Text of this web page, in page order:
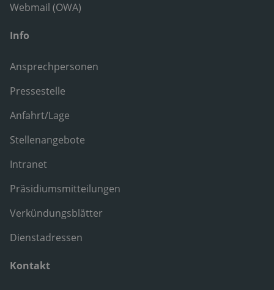
Webmail (OWA)
Info
Ansprechpersonen
Pressestelle
Anfahrt/Lage
Stellenangebote
Intranet
Präsidiumsmitteilungen
Verkündungsblätter
Dienstadressen
Kontakt